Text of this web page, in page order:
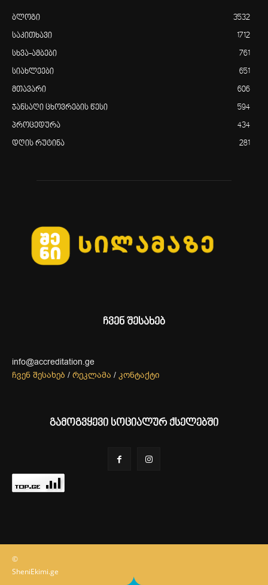
ბლოგი 3532
საკითხავი 1712
სხვა-ამბები 761
სიახლეები 651
მთავარი 606
ჯანსაღი ცხოვრების წესი 594
პროცედურა 434
დღის რუტინა 281
ჩვენ შესახებ
info@accreditation.ge
ჩვენ შესახებ / რეკლამა / კონტაქტი
გამოგვყევი სოციალურ ქსელებში
©
SheniEkimi.ge